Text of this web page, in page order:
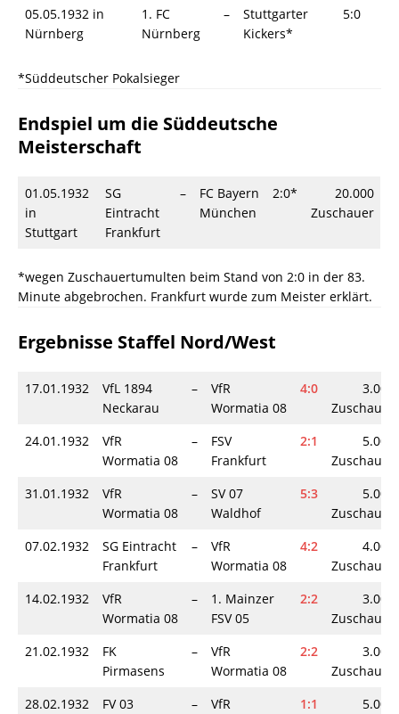
05.05.1932 in
Nürnberg
1. FC
Nürnberg
–
Stuttgarter
Kickers*
5:0
*Süddeutscher Pokalsieger
Endspiel um die Süddeutsche
Meisterschaft
01.05.1932
in
Stuttgart
SG
Eintracht
Frankfurt
–
FC Bayern
München
2:0*
20.000
Zuschauer
*wegen Zuschauertumulten beim Stand von 2:0 in der 83.
Minute abgebrochen. Frankfurt wurde zum Meister erklärt.
Ergebnisse Staffel Nord/West
17.01.1932
VfL 1894
Neckarau
–
VfR
Wormatia 08
4:0
3.000
Zuschauer
24.01.1932
VfR
Wormatia 08
–
FSV
Frankfurt
2:1
5.000
Zuschauer
31.01.1932
VfR
Wormatia 08
–
SV 07
Waldhof
5:3
5.000
Zuschauer
07.02.1932
SG Eintracht
Frankfurt
–
VfR
Wormatia 08
4:2
4.000
Zuschauer
14.02.1932
VfR
Wormatia 08
–
1. Mainzer
FSV 05
2:2
3.000
Zuschauer
21.02.1932
FK
Pirmasens
–
VfR
Wormatia 08
2:2
3.000
Zuschauer
28.02.1932
FV 03
–
VfR
1:1
5.000